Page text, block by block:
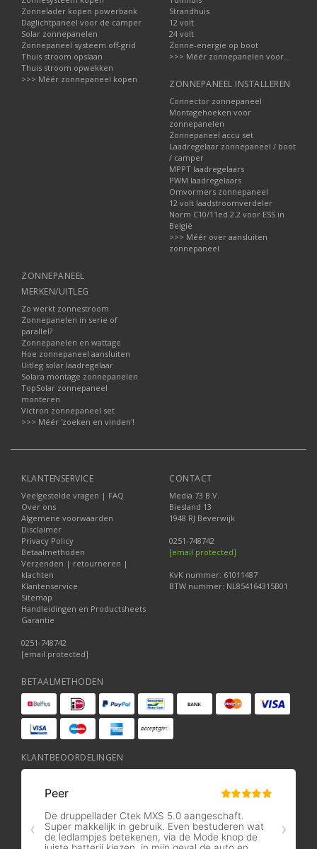
Zonnelader kopen powerbank
Daglichtpaneel voor de camper
Solar zonnepanelen
Zonnepaneel systeem off-grid
Thuis stroom opslaan
Thuis stroom opwekken
>>> Méér zonnepaneel kopen
Strandhuis
12 volt
24 volt
Zonne-energie op boot
>>> Méér zonnepanelen voor...
ZONNEPANEEL INSTALLEREN
Connector zonnepaneel
Montagehoeken voor
zonnepanelen
Zonnepaneel accu set
Laadregelaar zonnepaneel / boot
/ camper
MPPT laadregelaars
PWM laadregelaars
Omvormers zonnepaneel
12 volt laadstroomverdeler
Norm C10/11ed.2.2 voor ESS in
België
>>> Méér over aansluiten
zonnepaneel
ZONNEPANEEL
MERKEN/UITLEG
Zo werkt zonnestroom
Zonnepanelen in serie of
parallel?
Zonnepanelen en wattage
Hoe zonnepaneel aansluiten
Uitleg solar laadregelaar
Solara montage zonnepanelen
TopSolar zonnepaneel
monteren
Victron zonnepaneel set
>>> Méér 'zoeken en vinden'!
KLANTENSERVICE
Veelgestelde vragen | FAQ
Over ons
Algemene voorwaarden
Disclaimer
Privacy Policy
Betaalmethoden
Verzenden | retourneren |
klachten
Klantenservice
Sitemap
Handleidingen en Productsheets
Garantie
0251-748742
[email protected]
CONTACT
Media 73 B.V.
Biesland 13
1948 RJ Beverwijk
0251-748742
[email protected]
KvK nummer: 61011487
BTW nummer: NL854164315B01
BETAALMETHODEN
KLANTBEOORDELINGEN